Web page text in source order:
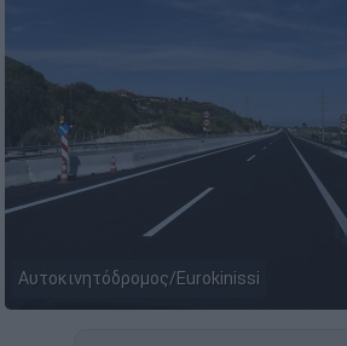
Αυτοκινητόδρομος/Eurokinissi